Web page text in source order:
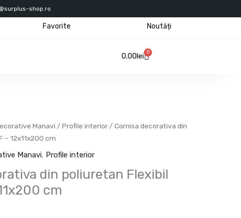
shop.ro
Favorite Noutăți
0.00lei 0
Cart
Manavi /Profile interior / Cornisa decorativa din
– 12x11x200 cm
Manavi, Profile interior
din poliuretan Flexibil
cm